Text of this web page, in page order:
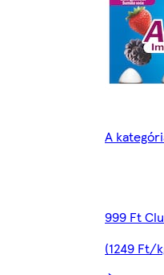
A
999 Ft
(1249 Ft/